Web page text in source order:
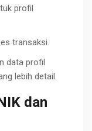
profil
transaksi.
data profil
lebih detail.
dan